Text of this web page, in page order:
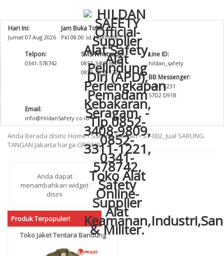
Hari Ini:
Jumat 07 Aug 2026
Jam Buka Toko:
Pkl 08.00 sd 16.00 WIB
Telpon:
0341-578742
SMS/Whatsapp:
0852-3408-9809
0852-3311-1221
Line ID:
hildan_safety
BB Messenger:
5FD7 C231
57D2 D91B
Email:
info@HildanSafety.co.id
Anda Berada disini: Home› Sarung Tangan› ST-002, Jual SARUNG
TANGAN Jakarta harga GROSIR
Anda dapat
menambahkan widget
disini
Produk Terpopuler!
Toko Jaket Tentara Bandung